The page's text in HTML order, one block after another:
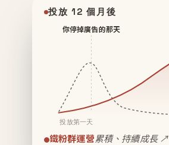
投放 12 個月後
你停掉廣告的那天
投放第一天
鐵粉群運營累積、持續成長 ↗